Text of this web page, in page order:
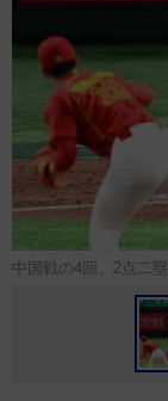
中国戦の4回、2点二